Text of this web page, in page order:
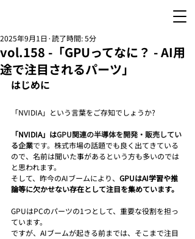
vol.158 -「GPUってなに？ - AI用
途で注目されるパーツ」
2025年9月1日 読了時間: 5分
はじめに
「NVIDIA」という言葉をご存知でしょうか?
「NVIDIA」はGPU関連の半導体を開発・販売してい
る企業です。 株式市場の話題でも良く出てきている
ので、名前は聞いた事があるという方も多いのでは
と思われます。
そして、昨今のAIブームにより、 GPUはAI学習や推
論等に欠かせない存在として注目を集めています。
GPUはPCのパーツの1つとして、重要な役割を担っ
ています。
ですが、AIブームが起きる前までは、そこまで注目